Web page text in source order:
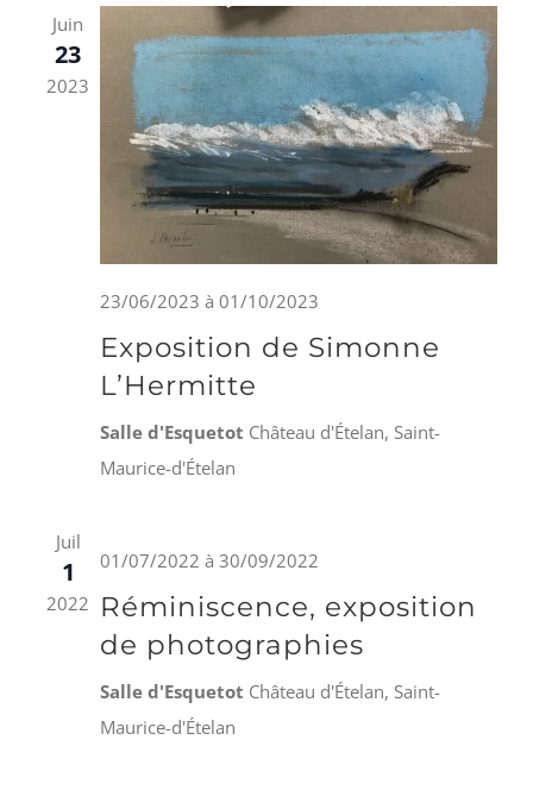
Juin
23
2023
23/06/2023 à 01/10/2023
Exposition de Simonne
L’Hermitte
Salle d'Esquetot Château d'Ételan, Saint-
Maurice-d'Ételan
Juil
1
2022
01/07/2022 à 30/09/2022
Réminiscence, exposition
de photographies
Salle d'Esquetot Château d'Ételan, Saint-
Maurice-d'Ételan